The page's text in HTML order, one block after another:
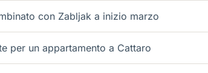
con Zabljak a inizio marzo
per un appartamento a Cattaro